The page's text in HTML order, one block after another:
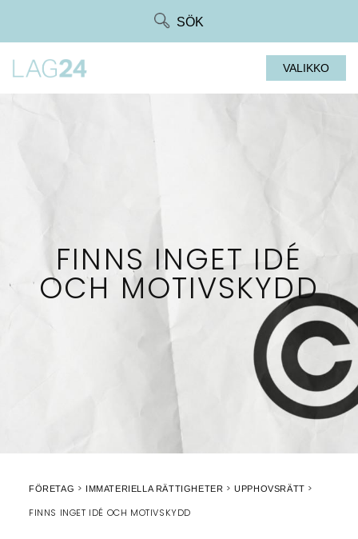
SÖK
VALIKKO
FINNS INGET IDÉ
OCH MOTIVSKYDD
FÖRETAG IMMATERIELLA RÄTTIGHETER UPPHOVSRÄTT
FINNS INGET IDÉ OCH MOTIVSKYDD